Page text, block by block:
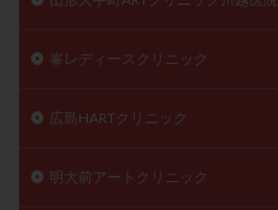
峯レディースクリニック
広島HARTクリニック
明大前アートクリニック